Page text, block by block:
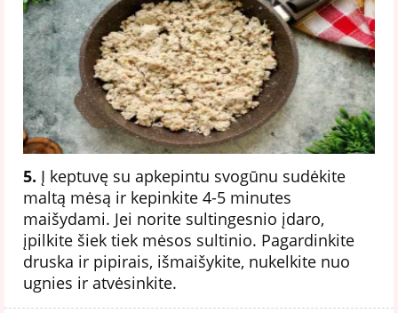
5. Į keptuvę su apkepintu svogūnu sudėkite
maltą mėsą ir kepinkite 4-5 minutes
maišydami. Jei norite sultingesnio įdaro,
įpilkite šiek tiek mėsos sultinio. Pagardinkite
druska ir pipirais, išmaišykite, nukelkite nuo
ugnies ir atvėsinkite.